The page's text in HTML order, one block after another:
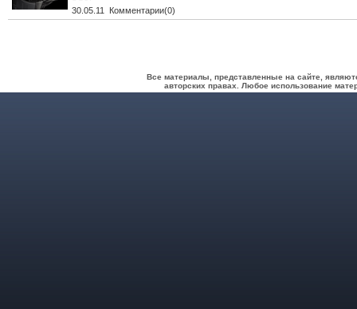
30.05.11 Комментарии(0)
Все материалы, представленные на сайте,
авторских правах. Любое использование